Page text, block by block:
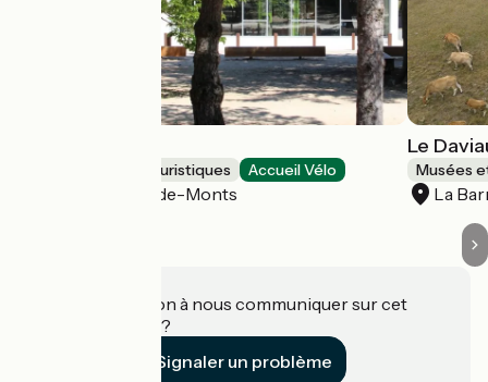
Musées et sites touristiques Accueil Vélo
Notre-Dame-de-Monts
Le
Musées
La
Une information à nous communiquer sur cet
établissement ?
Signaler un problème